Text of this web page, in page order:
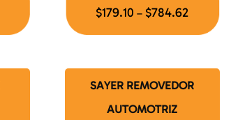
$179.10 –$784.62
SAYER REMOVEDOR
AUTOMOTRIZ